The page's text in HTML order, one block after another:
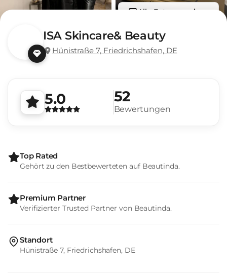
Alle Fotos anzeigen
ISA Skincare& Beauty
Hünistraße 7, Friedrichshafen, DE
5.0 52
Bewertungen
Top Rated
Gehört zu den Bestbewerteten auf Beautinda.
Premium Partner
Verifizierter Trusted Partner von Beautinda.
Standort
Hünistraße 7, Friedrichshafen, DE